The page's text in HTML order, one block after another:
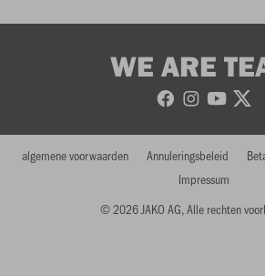
WE ARE
© 2026 JAKO AG, Alle rechten
algemene voorwaarden Annuleringsbeleid
Impressum